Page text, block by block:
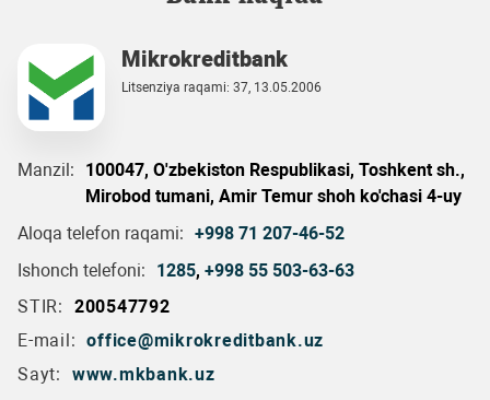
Mikrokreditbank
Litsenziya raqami: 37, 13.05.2006
Manzil:
100047, O'zbekiston Respublikasi, Toshkent sh.,
Mirobod tumani, Amir Temur shoh ko'chasi 4-uy
Aloqa telefon raqami: +998 71 207-46-52
Ishonch telefoni:
1285, +998 55 503-63-63
STIR:
200547792
E-mail: office@mikrokreditbank.uz
Sayt:
www.mkbank.uz